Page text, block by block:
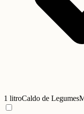
1 litroCaldo de Legumes